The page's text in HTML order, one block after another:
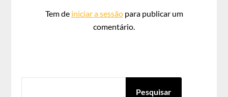
Tem de iniciar a sessãopara publicar um
comentário.
Pesquisar